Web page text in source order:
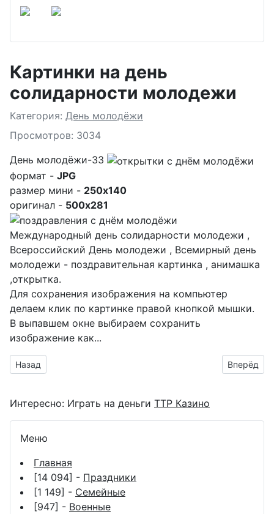
Картинки на день
солидарности молодежи
Подробности
Категория: День молодёжи
Просмотров: 3034
День молодёжи-33
формат - JPG
размер мини - 250x140
оригинал - 500x281
Международный день солидарности молодежи ,
Всероссийский День молодежи , Всемирный день
молодежи - поздравительная картинка , анимашка
,открытка.
Для сохранения изображения на компьютер
делаем клик по картинке правой кнопкой мышки.
В выпавшем окне выбираем сохранить
изображение как...
Предыдущий материал: С праздником Международный
Назад Вперёд
Интересно: Играть на деньги ТТР Казино
Меню
Главная
[14 094] - Праздники
[1 149] - Семейные
[947] - Военные